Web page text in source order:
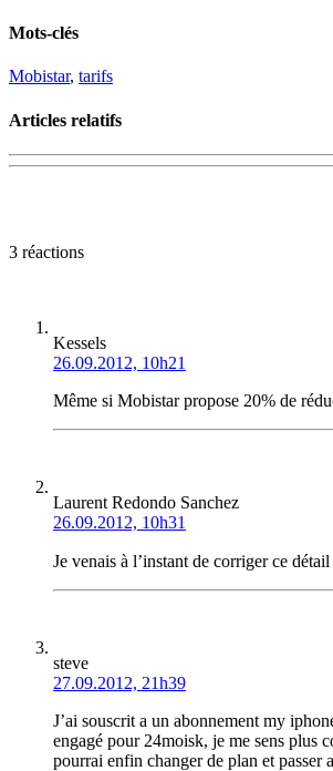
Mots-clés
Mobistar, tarifs
Articles relatifs
3 réactions
Kessels
26.09.2012, 10h21
Même si Mobistar propose 20% de
Laurent Redondo Sanchez
26.09.2012, 10h31
Je venais à l’instant de corriger ce
steve
27.09.2012, 21h39
J’ai souscrit a un abonnement my
engagé pour 24moisk, je me sens plus
pourrai enfin changer de plan et passer